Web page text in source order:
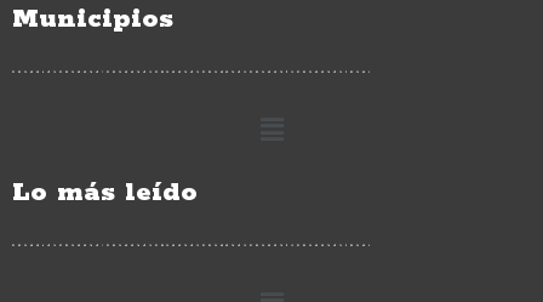
Municipios
Lo más leído